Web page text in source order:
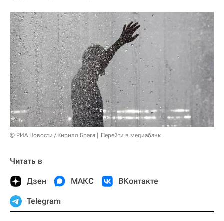
© РИА Новости / Кирилл Брага Перейти в медиабанк
Читать в
Дзен МАКС ВКонтакте
Telegram